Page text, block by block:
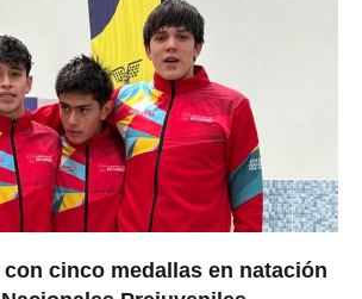
cinco medallas en natación